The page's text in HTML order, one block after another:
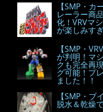
【SMP・カ
レーラー商
化！VRVマ
が楽しみす
【SMP・
が判明！マ
クも完全再
グ可能！プ
ました！！
【SMP・
脱水＆乾燥